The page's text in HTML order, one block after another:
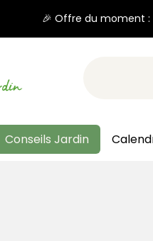
🎉 Offre du moment :
Conseils Jardin